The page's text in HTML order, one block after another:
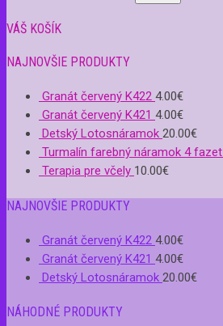
VÁŠ KOŠÍK
NAJNOVŠIE PRODUKTY
Granát červený K422 4.00€
Granát červený K421 4.00€
Detský Lotosnáramok 20.00€
Turmalín farebný náramok 4 fazet
Terapia pre včely 10.00€
NAJNOVŠIE PRODUKTY
Granát červený K422 4.00€
Granát červený K421 4.00€
Detský Lotosnáramok 20.00€
NÁHODNÉ PRODUKTY